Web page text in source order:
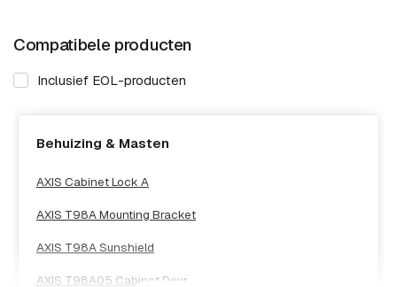
Compatibele producten
Inclusief EOL-producten
Behuizing & Masten
AXIS Cabinet Lock A
AXIS T98A Mounting Bracket
AXIS T98A Sunshield
AXIS T98A05 Cabinet Deur